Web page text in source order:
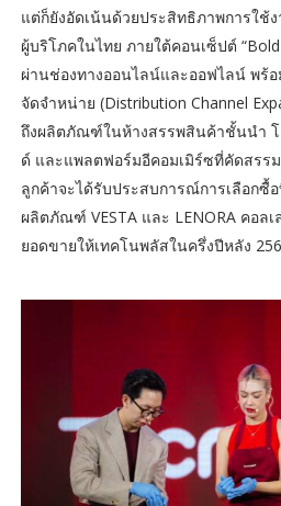
แต่ก็ยังอัดเน้นด้วยประสิทธิภาพการใช้
ผู้บริโภคในไทย ภายใต้คอนเซ็ปต์
ผ่านช่องทางออนไลน์และออฟไลน์ พร้
จัดจำหน่าย (Distribution Channel
ถึงผลิตภัณฑ์ในห้างสรรพสินค้าชั้นนำ โ
ด์ และแพลตฟอร์มอีคอมเมิร์ซที่คัดสรรม
ลูกค้าจะได้รับประสบการณ์การเลือกซื้
ผลิตภัณฑ์ VESTA และ LENORA คอ
ยอดขายให้เทคโนพลัสในครึ่งปีหลัง